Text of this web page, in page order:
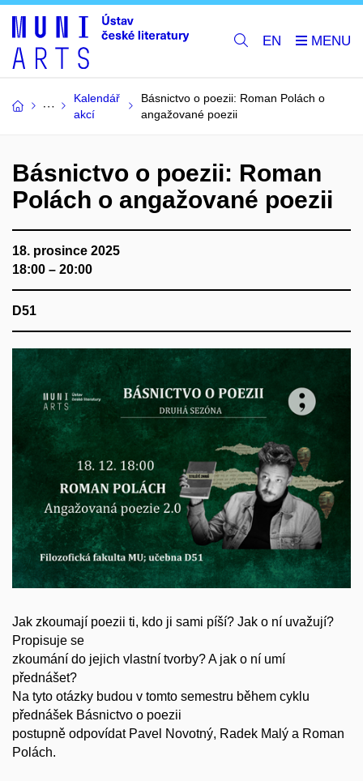
EN
Kalendář
akcí
Básnictvo o poezii: Roman Polách o
angažované poezii
Básnictvo o poezii: Roman
Polách o angažované poezii
18. prosince 2025
18:00 – 20:00
D51
Jak zkoumají poezii ti, kdo ji sami píší? Jak o ní uvažují?
Propisuje se
zkoumání do jejich vlastní tvorby? A jak o ní umí
přednášet?
Na tyto otázky budou v tomto semestru během cyklu
přednášek Básnictvo o poezii
postupně odpovídat Pavel Novotný, Radek Malý a Roman
Polách.